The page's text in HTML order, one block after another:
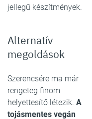
jellegű készítmények.
Alternatív
megoldások
Szerencsére ma már
rengeteg finom
helyettesítő létezik. A
tojásmentes vegán